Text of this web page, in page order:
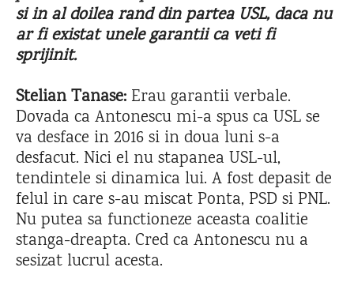
si in al doilea rand din partea USL, daca nu
ar fi existat unele garantii ca veti fi
sprijinit.
Stelian Tanase: Erau garantii verbale.
Dovada ca Antonescu mi-a spus ca USL se
va desface in 2016 si in doua luni s-a
desfacut. Nici el nu stapanea USL-ul,
tendintele si dinamica lui. A fost depasit de
felul in care s-au miscat Ponta, PSD si PNL.
Nu putea sa functioneze aceasta coalitie
stanga-dreapta. Cred ca Antonescu nu a
sesizat lucrul acesta.